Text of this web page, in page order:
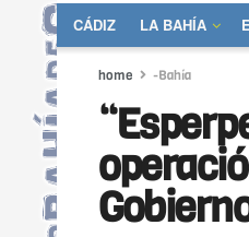
CÁDIZ LA BAHÍA
home -Bahía